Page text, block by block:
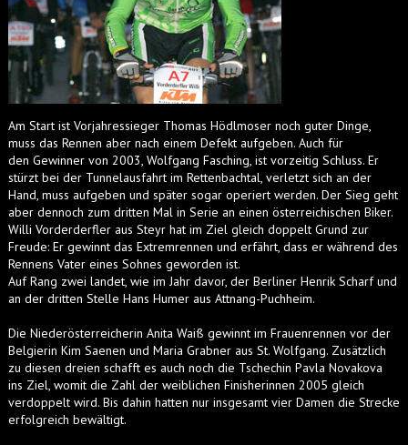
Am Start ist Vorjahressieger Thomas Hödlmoser noch guter Dinge,
muss das Rennen aber nach einem Defekt aufgeben. Auch für
den Gewinner von 2003, Wolfgang Fasching, ist vorzeitig Schluss. Er
stürzt bei der Tunnelausfahrt im Rettenbachtal, verletzt sich an der
Hand, muss aufgeben und später sogar operiert werden. Der Sieg geht
aber dennoch zum dritten Mal in Serie an einen österreichischen Biker.
Willi Vorderderfler aus Steyr hat im Ziel gleich doppelt Grund zur
Freude: Er gewinnt das Extremrennen und erfährt, dass er während des
Rennens Vater eines Sohnes geworden ist.
Auf Rang zwei landet, wie im Jahr davor, der Berliner Henrik Scharf und
an der dritten Stelle Hans Humer aus Attnang-Puchheim.
Die Niederösterreicherin Anita Waiß gewinnt im Frauenrennen vor der
Belgierin Kim Saenen und Maria Grabner aus St. Wolfgang. Zusätzlich
zu diesen dreien schafft es auch noch die Tschechin Pavla Novakova
ins Ziel, womit die Zahl der weiblichen Finisherinnen 2005 gleich
verdoppelt wird. Bis dahin hatten nur insgesamt vier Damen die Strecke
erfolgreich bewältigt.